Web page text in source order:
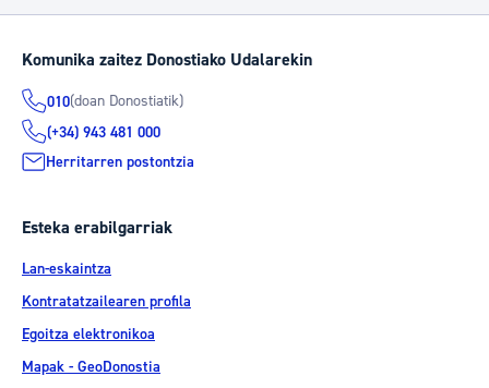
Komunika zaitez Donostiako Udalarekin
010(doan Donostiatik)
(+34) 943 481 000
Herritarren postontzia
Esteka erabilgarriak
Lan-eskaintza
Kontratatzailearen profila
Egoitza elektronikoa
Mapak - GeoDonostia